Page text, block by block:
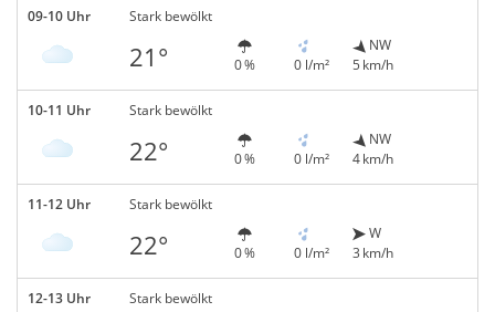
09-10 Uhr Stark bewölkt
21° 0 % 0 l/m²
NW
5 km/h
10-11 Uhr Stark bewölkt
22° 0 % 0 l/m²
NW
4 km/h
11-12 Uhr Stark bewölkt
22° 0 % 0 l/m²
W
3 km/h
12-13 Uhr Stark bewölkt